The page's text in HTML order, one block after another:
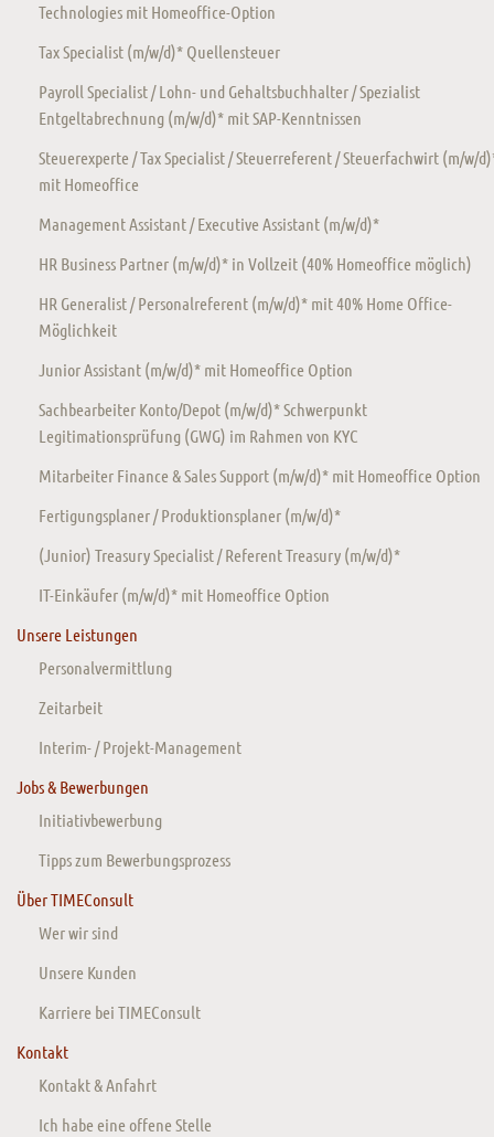
Technologies mit Homeoffice-Option
Tax Specialist (m/w/d)* Quellensteuer
Payroll Specialist / Lohn- und Gehaltsbuchhalter / Spezialist
Entgeltabrechnung (m/w/d)* mit SAP-Kenntnissen
Steuerexperte / Tax Specialist / Steuerreferent / Steuerfachwirt (m/w/
mit Homeoffice
Management Assistant / Executive Assistant (m/w/d)*
HR Business Partner (m/w/d)* in Vollzeit (40% Homeoffice möglich)
HR Generalist / Personalreferent (m/w/d)* mit 40% Home Office-
Möglichkeit
Junior Assistant (m/w/d)* mit Homeoffice Option
Sachbearbeiter Konto/Depot (m/w/d)* Schwerpunkt
Legitimationsprüfung (GWG) im Rahmen von KYC
Mitarbeiter Finance & Sales Support (m/w/d)* mit Homeoffice Option
Fertigungsplaner / Produktionsplaner (m/w/d)*
(Junior) Treasury Specialist / Referent Treasury (m/w/d)*
IT-Einkäufer (m/w/d)* mit Homeoffice Option
Unsere Leistungen
Personalvermittlung
Zeitarbeit
Interim- / Projekt-Management
Jobs & Bewerbungen
Initiativbewerbung
Tipps zum Bewerbungsprozess
Über TIMEConsult
Wer wir sind
Unsere Kunden
Karriere bei TIMEConsult
Kontakt
Kontakt & Anfahrt
Ich habe eine offene Stelle